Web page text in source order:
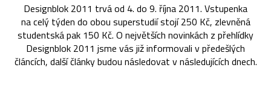
Designblok 2011 trvá od 4. do 9. října 2011. Vstupenka
na celý týden do obou superstudií stojí 250 Kč, zlevněná
studentská pak 150 Kč. O největších novinkách z přehlídky
Designblok 2011 jsme vás již informovali v předešlých
článcích, další články budou následovat v následujících dnech.